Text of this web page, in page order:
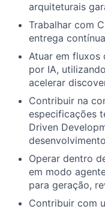
arquiteturais
Trabalhar com
entrega
Atuar em fluxos
por IA,
acelerar
Contribuir na
especificações
Driven
Operar dentro
em modo
para geração,
Contribuir com